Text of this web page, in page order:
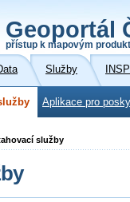
Geoportál
přístup k mapovým
Služby
Aplikace pro
služby